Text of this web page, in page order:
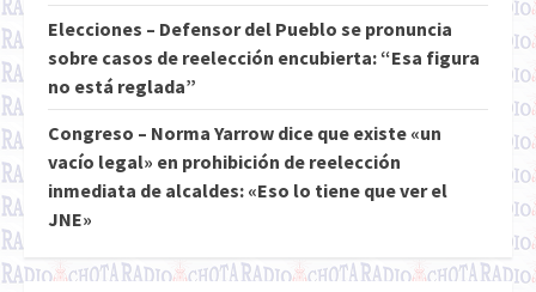
Elecciones – Defensor del Pueblo se pronuncia
sobre casos de reelección encubierta: “Esa figura
no está reglada”
Congreso – Norma Yarrow dice que existe «un
vacío legal» en prohibición de reelección
inmediata de alcaldes: «Eso lo tiene que ver el
JNE»